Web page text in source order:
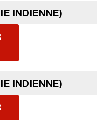
INDIENNE)
INDIENNE)